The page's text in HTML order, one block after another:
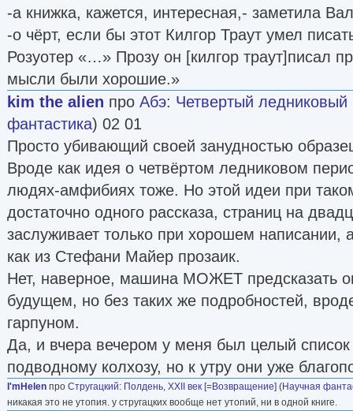
-а книжка, кажется, интересная,- заметила
-о чёрт, если бы этот Килгор Траут умел
Розуотер «…» Прозу он [килгор траут]писал
мысли были хорошие.»
kim the alien про Абэ: Четвертый ледниковый
фантастика) 02 01
Просто убивающий своей занудностью
Вроде как идея о четвёртом ледниковом
людях-амфибиях тоже. Но этой идеи при
достаточно одного рассказа, страниц на
заслуживает только при хорошем написании,
как из Стефани Майер прозаик.
Нет, наверное, машина МОЖЕТ предсказать
будущем, но без таких же подробностей,
гарпуном.
Да, и вчера вечером у меня был целый список
подводному колхозу, но к утру они уже
I'mHelen про Стругацкий: Полдень, XXII век [=Возвращение] (Научная
никакая это не утопия. у стругацких вообще нет утопий, ни в одной книге.